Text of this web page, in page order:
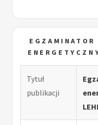
Tytuł
publikacji